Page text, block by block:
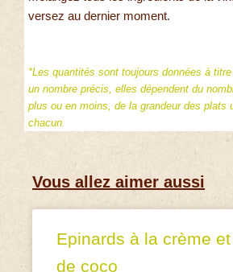
versez au dernier moment.
*Les quantités sont toujours données à
un nombre précis, elles dépendent du
plus ou en moins, de la grandeur des plats
chacun.
Vous allez aimer aussi
Epinards à la crème
de coco